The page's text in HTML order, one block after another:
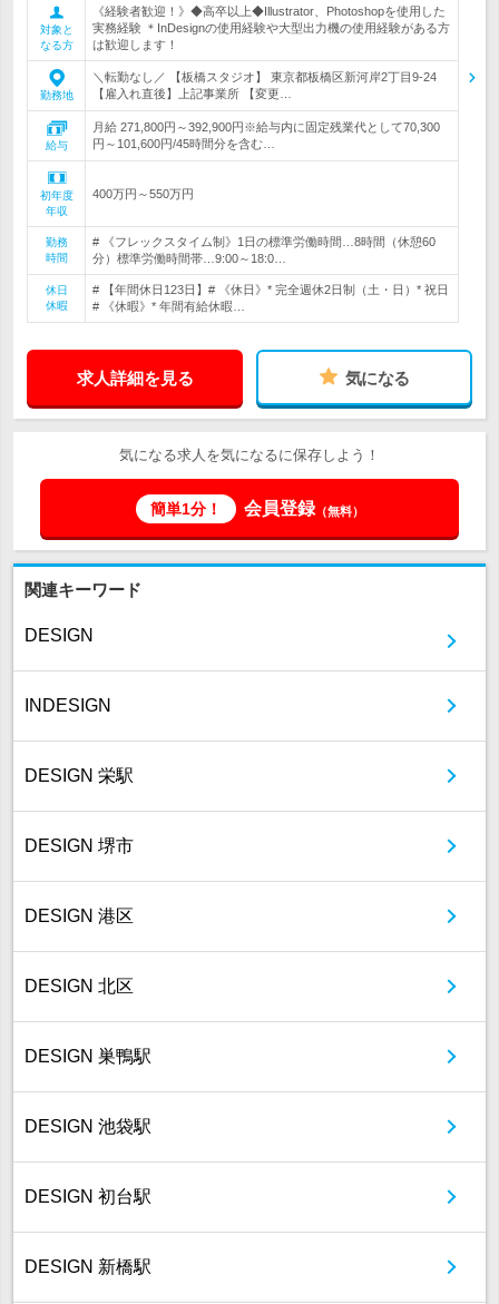
対象と
なる方
《経験者歓迎！》◆高卒以上◆Illustrator、Photoshopを使用した
実務経験 ＊InDesignの使用経験や大型出力機の使用経験がある方
は歓迎します！
勤務地
＼転勤なし／ 【板橋スタジオ】 東京都板橋区新河岸2丁目9-24
【雇入れ直後】上記事業所 【変更…
給与
月給 271,800円～392,900円※給与内に固定残業代として70,300
円～101,600円/45時間分を含む…
初年度
年収
400万円～550万円
勤務
時間
# 《フレックスタイム制》1日の標準労働時間…8時間（休憩60
分）標準労働時間帯…9:00～18:0…
休日
休暇
# 【年間休日123日】# 《休日》* 完全週休2日制（土・日）* 祝日
# 《休暇》* 年間有給休暇…
求人詳細を見る 気になる
気になる求人を気になるに保存しよう！
簡単1分！ 会員登録（無料）
関連キーワード
DESIGN
INDESIGN
DESIGN 栄駅
DESIGN 堺市
DESIGN 港区
DESIGN 北区
DESIGN 巣鴨駅
DESIGN 池袋駅
DESIGN 初台駅
DESIGN 新橋駅